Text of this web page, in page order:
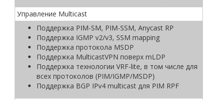
Управление Multicast
Поддержка PIM-SM, PIM-SSM, Anycast RP
Поддержка IGMP v2/v3, SSM mapping
Поддержка протокола MSDP
Поддержка MulticastVPN поверх mLDP
Поддержка технологии VRF-lite, в том числе для
всех протоколов (PIM/IGMP/MSDP)
Поддержка BGP IPv4 multicast для PIM RPF